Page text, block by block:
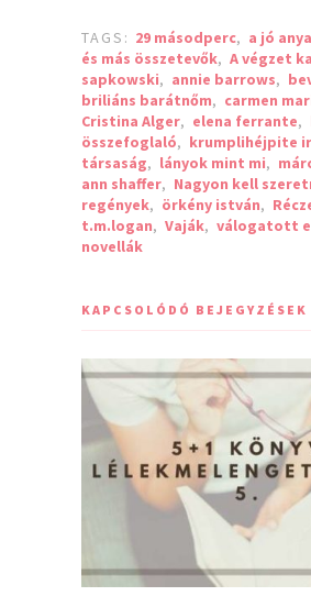
TAGS: 29 másodperc, a jó anya
és más összetevők, A végzet
sapkowski, annie barrows,
briliáns barátnőm, carmen
Cristina Alger, elena ferrante,
összefoglaló, krumplihéjpite
társaság, lányok mint mi,
ann shaffer, Nagyon kell
regények, örkény istván,
t.m.logan, Vaják, válogatott
novellák
KAPCSOLÓDÓ BEJEGYZÉSEK